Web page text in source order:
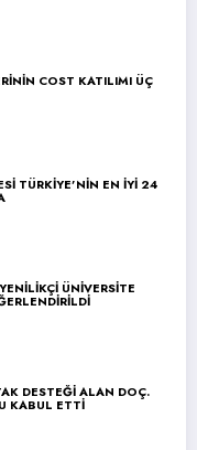
COST KATILIMI ÜÇ
TÜRKİYE’NİN EN İYİ 24
ÜNİVERSİTE
DESTEĞİ ALAN DOÇ.
KABUL ETTİ